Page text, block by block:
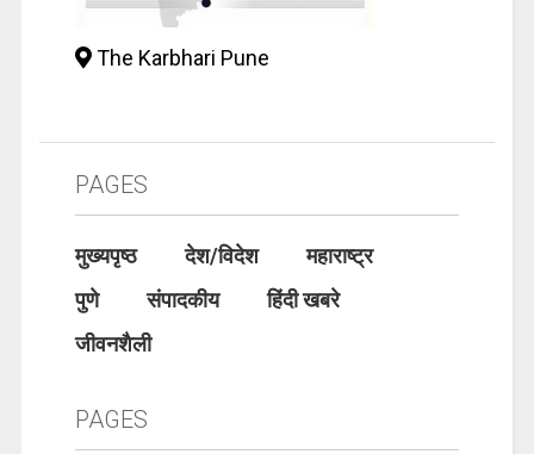
The Karbhari Pune
PAGES
मुख्यपृष्ठ देश/विदेश
महाराष्ट्र
पुणे
संपादकीय
हिंदी खबरे
जीवनशैली
PAGES